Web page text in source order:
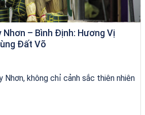
Nhơn – Bình Định: Hương Vị
Đất Võ
Nhơn, không chỉ cảnh sắc thiên nhiên